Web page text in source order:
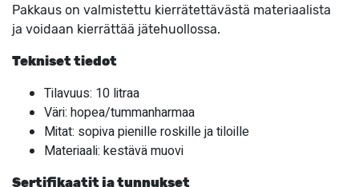
Pakkaus on valmistettu kierrätettävästä materiaalista
ja voidaan kierrättää jätehuollossa.
Tekniset tiedot
Tilavuus: 10 litraa
Väri: hopea/tummanharmaa
Mitat: sopiva pienille roskille ja tiloille
Materiaali: kestävä muovi
Sertifikaatit ja tunnukset